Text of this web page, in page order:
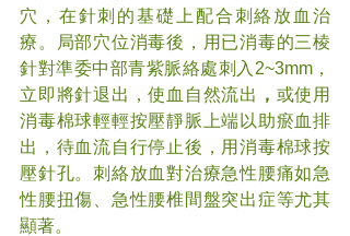
穴，在針刺的基礎上配合刺絡放血治
療。局部穴位消毒後，用已消毒的三棱
針對準委中部青紫脈絡處刺入2~3mm，
立即將針退出，使血自然流出 ， 或使用
消毒棉球輕輕按壓靜脈上端以助瘀血排
出，待血流自行停止後，用消毒棉球按
壓針孔。刺絡放血對治療急性腰痛如急
性腰扭傷、急性腰椎間盤突出症等尤其
顯著。